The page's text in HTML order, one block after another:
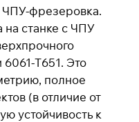
фрезеровка.
на станке с ЧПУ
T651. Это
полное
(в отличие от
устойчивость к
в 2 недели